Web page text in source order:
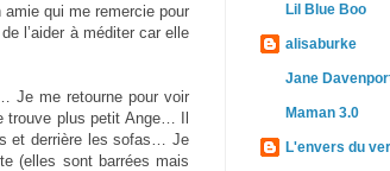
qui me remercie pour
l’aider à méditer car elle
Je me retourne pour voir
plus petit Ange… Il
et derrière les sofas… Je
(elles sont barrées mais
Lil Blue Boo
alisaburke
Jane
Maman 3.0
L'envers du